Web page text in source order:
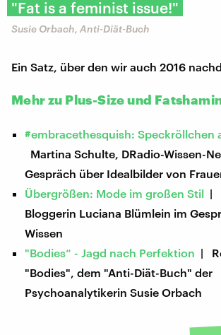
"Fat is a feminist issue!"
Susie Orbach, Anti-Diät-Buch
Ein Satz, über den wir auch 2016
Mehr zu Plus-Size und
#embracethesquish: Speckröllchen
Martina Schulte, DRadio-Wissen-
Gespräch über Idealbilder von
Übergrößen: Mode im großen Stil |
Bloggerin Luciana Blümlein im
Wissen
"Bodies“ - Jagd nach Perfektion |
"Bodies", dem "Anti-Diät-Buch" der
Psychoanalytikerin Susie Orbach